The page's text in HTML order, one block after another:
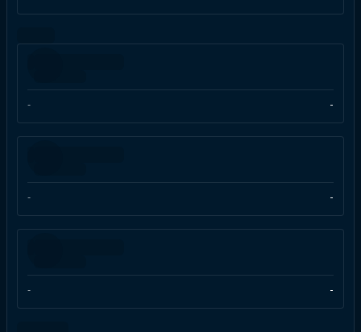
- -
- -
- -